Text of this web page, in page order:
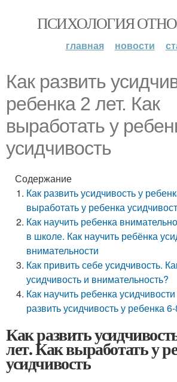
ПСИХОЛОГИЯ
главная новости
Как развить
ребенка 2 лет. Как
выработать у
усидчивость
Содержание
Как развить усидчивость у
выработать у ребенка
Как научить ребенка
в школе. Как научить ребёнка
внимательности
Как привить себе усидчивость.
усидчивость и внимательность?
Как научить ребенка
развить усидчивость у ребенка
Как развить
лет. Как выработать у
усидчивость